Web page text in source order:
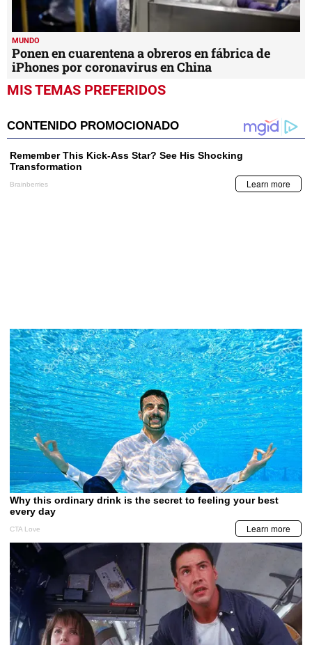
MUNDO
Ponen en cuarentena a obreros en fábrica de
iPhones por coronavirus en China
MIS TEMAS PREFERIDOS